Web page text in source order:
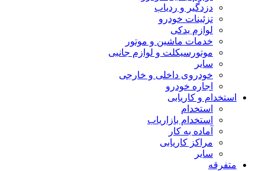
دزدگیر و ردیاب
تزئینات خودرو
لوازم یدکی
خدمات ماشین و موتور
موتورسیکلت و لوازم جانبی
سایر
خودروی داخلی و خارجی
اجاره خودرو
استخدام و کاریابی
استخدام
استخدام بازاریاب
آماده به کار
مراکز کاریابی
سایر
متفرقه